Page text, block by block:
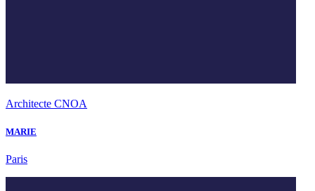
Architecte CNOA
MARIE
Paris